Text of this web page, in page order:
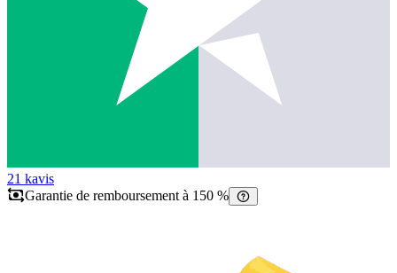
21 kavis
Garantie de remboursement à 150 %